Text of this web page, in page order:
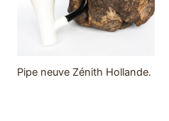
Pipe neuve Zénith Hollande.